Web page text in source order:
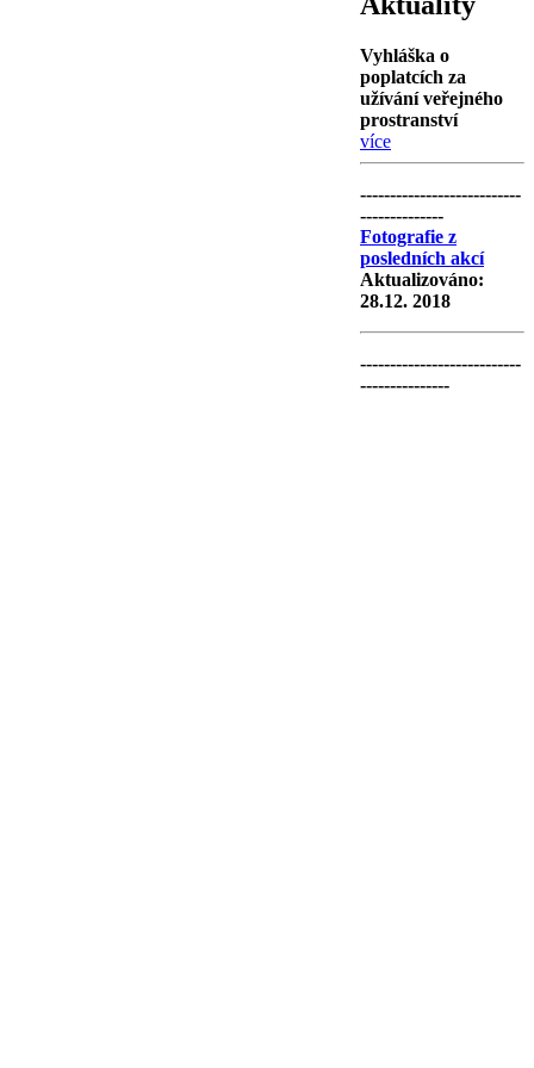
Vyhláška o
poplatcích za
užívání veřejného
prostranství
více
---------------------------
--------------
Fotografie z
posledních akcí
Aktualizováno:
28.12. 2018
---------------------------
---------------